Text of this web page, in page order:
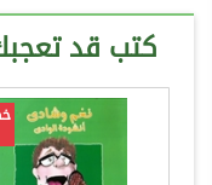
كتب قد